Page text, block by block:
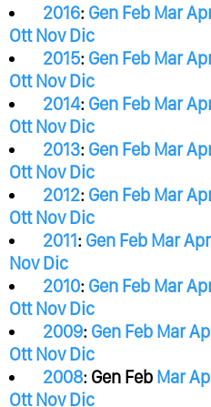
2016: Gen Feb Mar
Ott Nov Dic
2015: Gen Feb Mar
Ott Nov Dic
2014: Gen Feb Mar
Ott Nov Dic
2013: Gen Feb Mar
Ott Nov Dic
2012: Gen Feb Mar
Ott Nov Dic
2011: Gen Feb MarApr
Nov Dic
2010: Gen Feb Mar
Ott Nov Dic
2009: Gen Feb Mar
Ott Nov Dic
2008: Gen Feb Mar
Ott Nov Dic